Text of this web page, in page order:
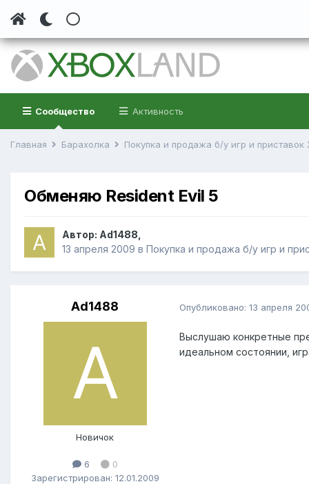
Сообщество Активность
Главная Барахолка Покупка и продажа б/у игр и приставок
Обменяю Resident Evil 5
Автор: Ad1488
13 апреля 2009 в Покупка и продажа б/у игр и
Ad1488
Новичок
6
0
Зарегистрирован: 12.01.2009
Опубликовано: 13 апреля
Выслушаю конкретные
идеальном состоянии,